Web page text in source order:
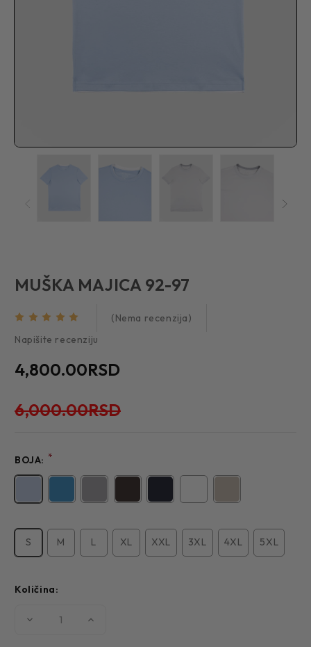
MUŠKA MAJICA 92-97
(Nema recenzija)
Napišite recenziju
4,800.00RSD
6,000.00RSD
BOJA: *
S M L XL XXL 3XL 4XL 5XL
Količina:
Smanjite Povećajte